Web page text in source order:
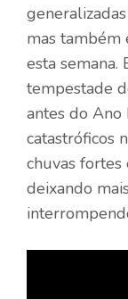
mas também
esta
tempestade
antes do Ano
catastróficos
chuvas
deixando